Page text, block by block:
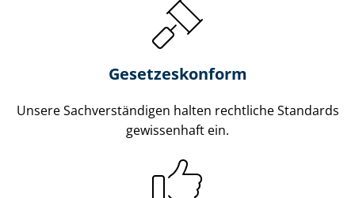
Gesetzes­konform
Unsere Sach­ver­stän­di­gen halten rechtliche Standards
gewissenhaft ein.